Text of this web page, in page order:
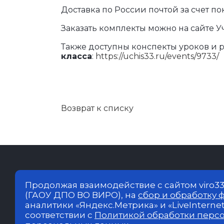
Доставка по России почтой за счет
Заказать комплекты можно на сайте
Также доступны конспекты уроков и
класса: https://uchis33.ru/events/9733/
Возврат к списку
Владимирский институт развития
Образовательная деятельность в
©2017 - 2023 Министерство
области. Все права защищены.
Продолжая взаимодействие с сайтом
(ГАОУ ДПО ВО ВИРО), на сбор и обработку
аналитики «Яндекс.Метрика» и
соответствии с Политикой обработки